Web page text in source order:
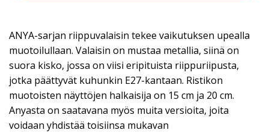
ANYA-sarjan riippuvalaisin tekee vaikutuksen upealla
muotoilullaan. Valaisin on mustaa metallia, siinä on
suora kisko, jossa on viisi eripituista riippuriipusta,
jotka päättyvät kuhunkin E27-kantaan. Ristikon
muotoisten näyttöjen halkaisija on 15 cm ja 20 cm.
Anyasta on saatavana myös muita versioita, joita
voidaan yhdistää toisiinsa mukavan